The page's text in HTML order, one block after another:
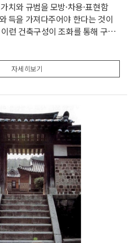
치와 규범을 모방·차용·표현함
득을 가져다주어야 한다는 것이
런 건축구성이 조화를 통해 구체
가 건축에서의 규범미와 사회미이
통해 한 사회 단위의 보편적 가치를
. 규범성이 미의 근거 가 될 수 있
자세히보기